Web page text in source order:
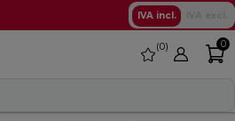
IVA incl.
favorite
0 0